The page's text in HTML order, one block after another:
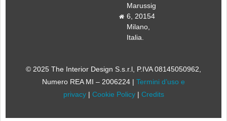
Marussig
6, 20154
Milano,
Italia.
© 2025 The Interior Design S.s.r.l , P.IVA 08145050962,
Numero REA MI – 2006224 | Termini d’uso e
privacy| Cookie Policy| Credits